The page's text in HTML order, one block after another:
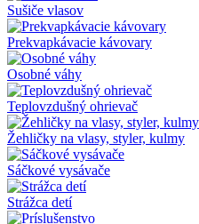
Sušiče vlasov
Prekvapkávacie kávovary
Osobné váhy
Teplovzdušný ohrievač
Žehličky na vlasy, styler, kulmy
Sáčkové vysávače
Strážca detí